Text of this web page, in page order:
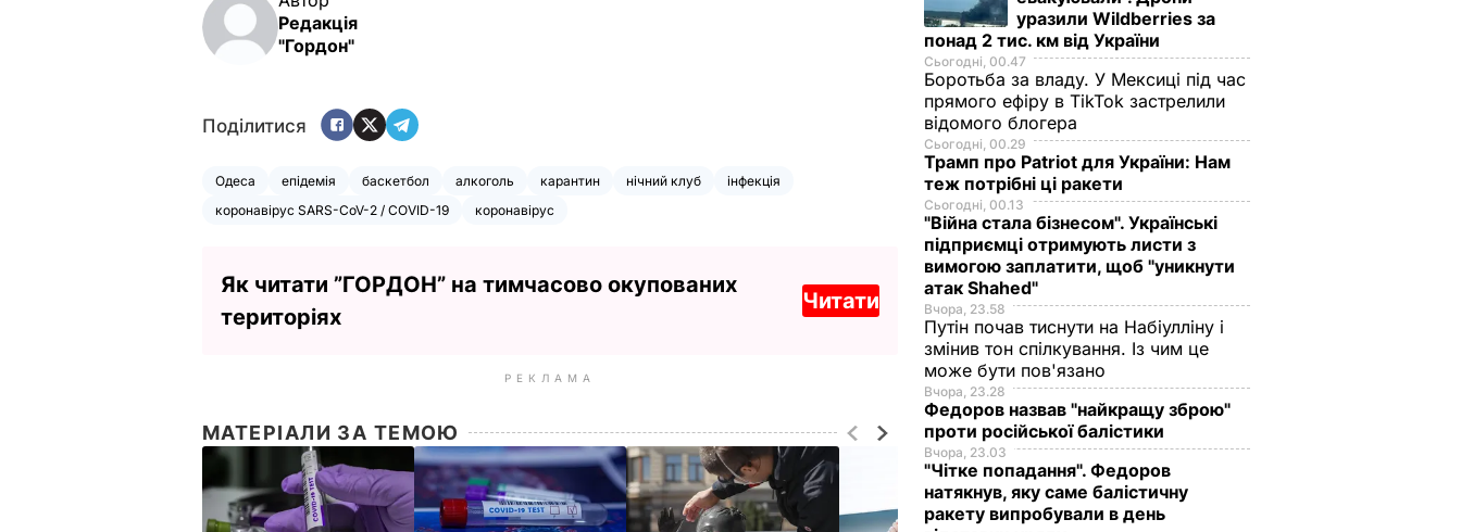
Редакція
"Гордон"
Поділитися
Одеса епідемія баскетбол алкоголь карантин нічний клуб
інфекція
коронавірус SARS-CoV-2 / COVID-19
коронавірус
Як читати ”ГОРДОН” на тимчасово окупованих
територіях
Читати
РЕКЛАМА
МАТЕРІАЛИ ЗА ТЕМОЮ
уразили Wildberries за
понад 2 тис. км від України
Сьогодні, 00.47
Боротьба за владу. У Мексиці під час
прямого ефіру в TikTok застрелили
відомого блогера
Сьогодні, 00.29
Трамп про Patriot для України: Нам
теж потрібні ці ракети
Сьогодні, 00.13
"Війна стала бізнесом". Українські
підприємці отримують листи з
вимогою заплатити, щоб "уникнути
атак Shahed"
Вчора, 23.58
Путін почав тиснути на Набіулліну і
змінив тон спілкування. Із чим це
може бути пов'язано
Вчора, 23.28
Федоров назвав "найкращу зброю"
проти російської балістики
Вчора, 23.03
"Чітке попадання". Федоров
натякнув, яку саме балістичну
ракету випробували в день